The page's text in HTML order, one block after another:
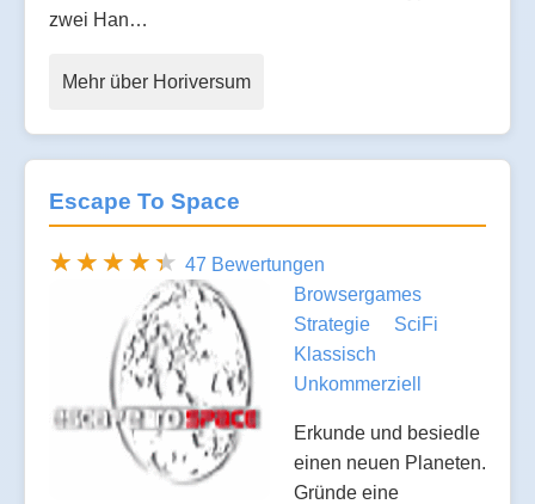
zwei Han…
Mehr über Horiversum
Escape To Space
47 Bewertungen
Browsergames
Strategie
SciFi
Klassisch
Unkommerziell
Erkunde und besiedle
einen neuen Planeten.
Gründe eine